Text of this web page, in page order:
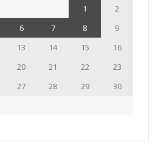
1
2
6 7 8
9
13 14 15
16
20 21 22
23
27 28 29
30